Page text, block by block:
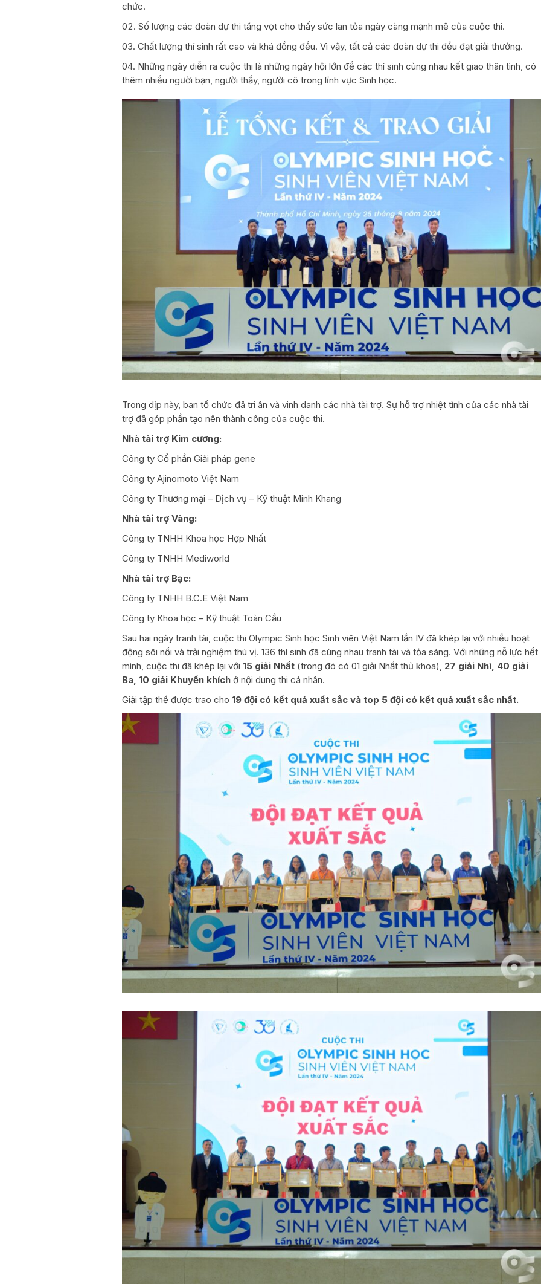
chức.
Số lượng các đoàn dự thi tăng vọt cho thấy sức lan tỏa ngày càng mạnh mẽ của cuộc thi.
Chất lượng thí sinh rất cao và khá đồng đều. Vì vậy, tất cả các đoàn dự thi đều đạt giải thưởng.
Những ngày diễn ra cuộc thi là những ngày hội lớn để các thí sinh cùng nhau kết giao thân tình, có
thêm nhiều người bạn, người thầy, người cô trong lĩnh vực Sinh học.
Trong dịp này, ban tổ chức đã tri ân và vinh danh các nhà tài trợ. Sự hỗ trợ nhiệt tình của các nhà tài
trợ đã góp phần tạo nên thành công của cuộc thi.
Nhà tài trợ Kim cương:
Công ty Cổ phần Giải pháp gene
Công ty Ajinomoto Việt Nam
Công ty Thương mại – Dịch vụ – Kỹ thuật Minh Khang
Nhà tài trợ Vàng:
Công ty TNHH Khoa học Hợp Nhất
Công ty TNHH Mediworld
Nhà tài trợ Bạc:
Công ty TNHH B.C.E Việt Nam
Công ty Khoa học – Kỹ thuật Toàn Cầu
Sau hai ngày tranh tài, cuộc thi Olympic Sinh học Sinh viên Việt Nam lần IV đã khép lại với nhiều hoạt
động sôi nổi và trải nghiệm thú vị. 136 thí sinh đã cùng nhau tranh tài và tỏa sáng. Với những nỗ lực hết
mình, cuộc thi đã khép lại với 15 giải Nhất (trong đó có 01 giải Nhất thủ khoa), 27 giải Nhì, 40 giải
Ba, 10 giải Khuyến khích ở nội dung thi cá nhân.
Giải tập thể được trao cho 19 đội có kết quả xuất sắc và top 5 đội có kết quả xuất sắc nhất.